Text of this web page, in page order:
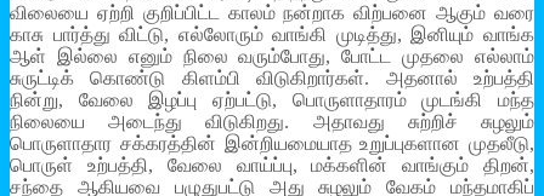
விலையை ஏற்றி குறிப்பிட்ட காலம் நன்றாக விற்பனை ஆகும் வரை
காசு பார்த்து விட்டு, எல்லோரும் வாங்கி முடித்து, இனியும் வாங்க
ஆள் இல்லை எனும் நிலை வரும்போது, போட்ட முதலை எல்லாம்
சுருட்டிக் கொண்டு கிளம்பி விடுகிறார்கள். அதனால் உற்பத்தி
நின்று, வேலை இழப்பு ஏற்பட்டு, பொருளாதாரம் முடங்கி மந்த
நிலையை அடைந்து விடுகிறது. அதாவது சுற்றிச் சுழலும்
பொருளாதார சக்கரத்தின் இன்றியமையாத உறுப்புகளான முதலீடு,
பொருள் உற்பத்தி, வேலை வாய்ப்பு, மக்களின் வாங்கும் திறன்,
சந்தை ஆகியவை பழுதுபட்டு அது சுழலும் வேகம் மந்தமாகிப்